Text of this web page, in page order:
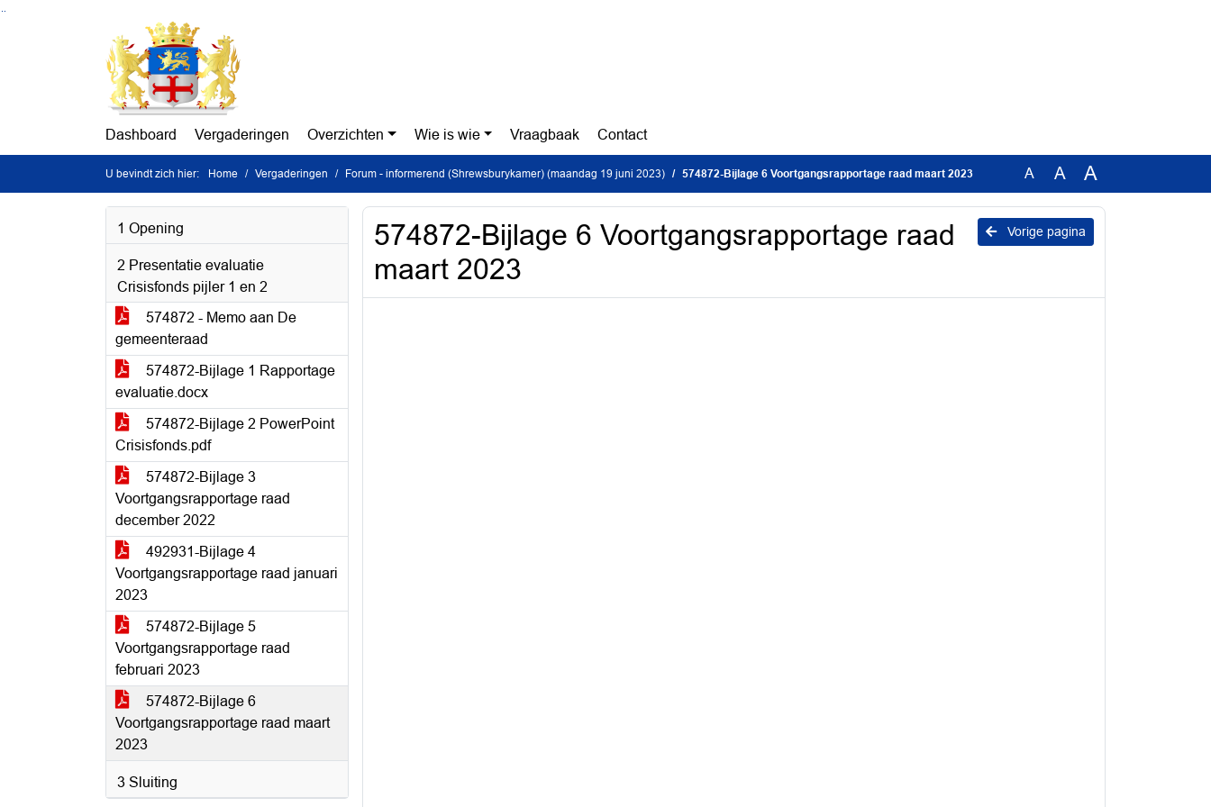
Ga naar de inhoud van deze pagina
Dashboard Vergaderingen Overzichten Wie is wie Vraagbaak Contact
U bevindt zich hier: Home Vergaderingen Forum - informerend (Shrewsburykamer) (maandag 19 juni 2023) 574872-Bijlage 6 Voortgangsrapportage raad maart 2023 A A A
1 Opening
2 Presentatie evaluatie
Crisisfonds pijler 1 en 2
574872 - Memo aan De
gemeenteraad
574872-Bijlage 1 Rapportage
evaluatie.docx
574872-Bijlage 2 PowerPoint
Crisisfonds.pdf
574872-Bijlage 3
Voortgangsrapportage raad
december 2022
492931-Bijlage 4
Voortgangsrapportage raad januari
2023
574872-Bijlage 5
Voortgangsrapportage raad
februari 2023
574872-Bijlage 6
Voortgangsrapportage raad maart
2023
3 Sluiting
Vorige pagina
574872-Bijlage 6 Voortgangsrapportage raad
maart 2023